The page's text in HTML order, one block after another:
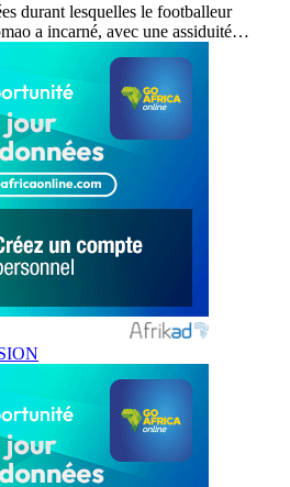
durant lesquelles le footballeur
a incarné, avec une assiduité…